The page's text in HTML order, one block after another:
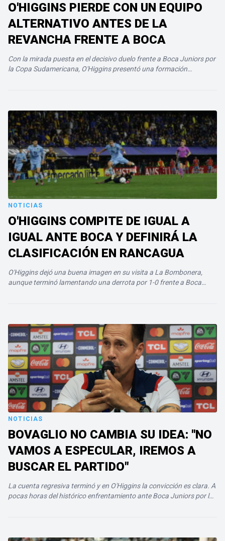
O'HIGGINS PIERDE CON UN EQUIPO
ALTERNATIVO ANTES DE LA
REVANCHA FRENTE A BOCA
Con la mirada puesta en el decisivo duelo frente a Boca Juniors por
la Copa Sudamericana, O'Higgins presentó una formación
NOTICIAS
O'HIGGINS COMPITE DE IGUAL A
IGUAL ANTE BOCA Y DEFINIRÁ LA
CLASIFICACIÓN EN RANCAGUA
O'Higgins dejó una buena imagen en su visita a La Bombonera,
aunque terminó lamentando una derrota por 1-0 frente a Boca
NOTICIAS
BOVAGLIO NO CAMBIA SU IDEA: "NO
VAMOS A ESPECULAR, IREMOS A
BUSCAR EL PARTIDO"
La cuenta regresiva terminó y en O'Higgins la convicción es clara. A
pocas horas del histórico enfrentamiento ante Boca Juniors por los